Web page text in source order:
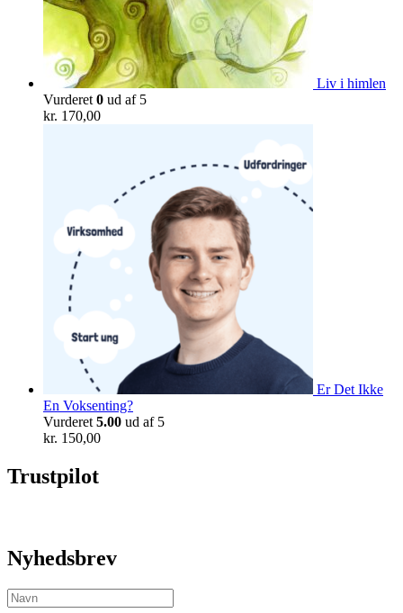
Liv i himlen
Vurderet0 ud af 5
kr. 170,00
Er Det Ikke
En Voksenting?
Vurderet5.00 ud af 5
kr. 150,00
Trustpilot
Nyhedsbrev